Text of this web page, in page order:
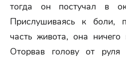
тогда он постучал в
Прислушиваясь к боли,
часть живота, она ничего
Оторвав голову от